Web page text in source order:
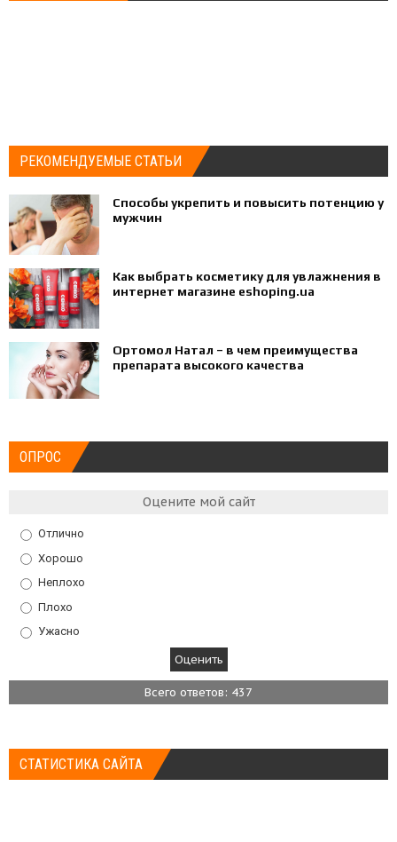
РЕКОМЕНДУЕМЫЕ СТАТЬИ
Способы укрепить и повысить потенцию у
мужчин
Как выбрать косметику для увлажнения в
интернет магазине eshoping.ua
Ортомол Натал – в чем преимущества
препарата высокого качества
ОПРОС
Оцените мой сайт
Отлично
Хорошо
Неплохо
Плохо
Ужасно
Всего ответов: 437
СТАТИСТИКА САЙТА